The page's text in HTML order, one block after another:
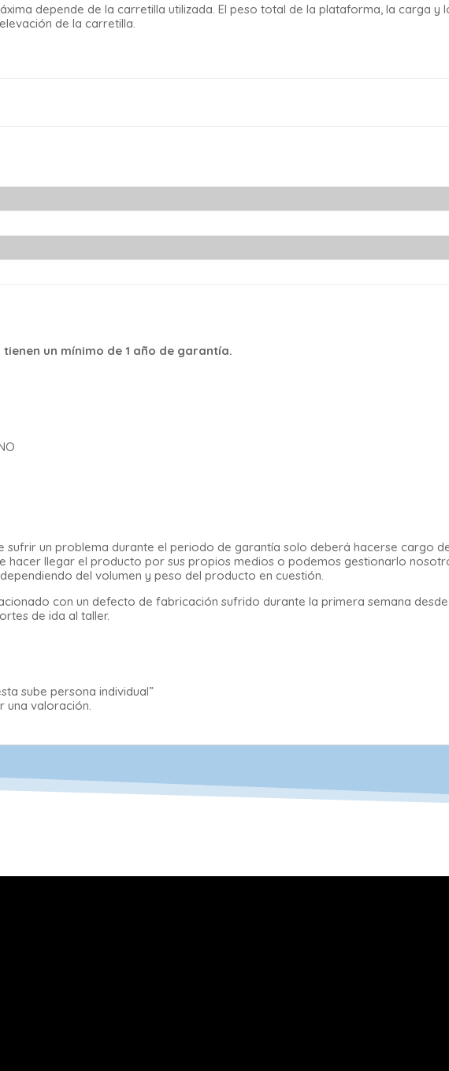
depende de la carretilla utilizada. El peso total de la plataforma, la carga
de la carretilla.
un mínimo de 1 año de garantía.
sufrir un problema durante el periodo de garantía solo deberá hacerse cargo
hacer llegar el producto por sus propios medios o podemos gestionarlo
del volumen y peso del producto en cuestión.
con un defecto de fabricación sufrido durante la primera semana
de ida al taller.
sube persona individual”
una valoración.